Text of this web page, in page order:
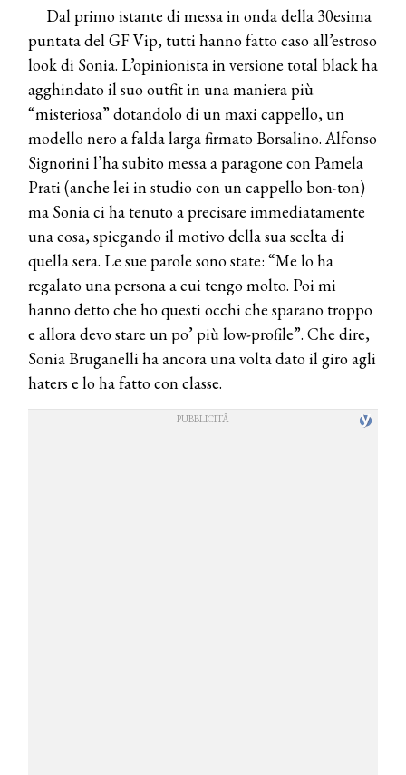
Dal primo istante di messa in onda della 30esima
puntata del GF Vip, tutti hanno fatto caso all’estroso
look di Sonia. L’opinionista in versione total black ha
agghindato il suo outfit in una maniera più
“misteriosa” dotandolo di un maxi cappello, un
modello nero a falda larga firmato Borsalino. Alfonso
Signorini l’ha subito messa a paragone con Pamela
Prati (anche lei in studio con un cappello bon-ton)
ma Sonia ci ha tenuto a precisare immediatamente
una cosa, spiegando il motivo della sua scelta di
quella sera. Le sue parole sono state: “Me lo ha
regalato una persona a cui tengo molto. Poi mi
hanno detto che ho questi occhi che sparano troppo
e allora devo stare un po’ più low-profile”. Che dire,
Sonia Bruganelli ha ancora una volta dato il giro agli
haters e lo ha fatto con classe.